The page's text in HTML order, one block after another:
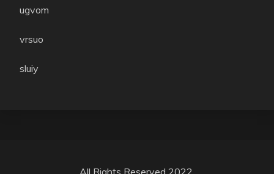
ugvom
vrsuo
sluiy
All Rights Reserved 2022.